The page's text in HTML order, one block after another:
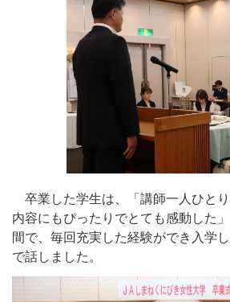
卒業した学生は、「講師一人ひとり
内容にもぴったりでとても感動した
間で、毎回充実した経験ができ入学
で話しました。